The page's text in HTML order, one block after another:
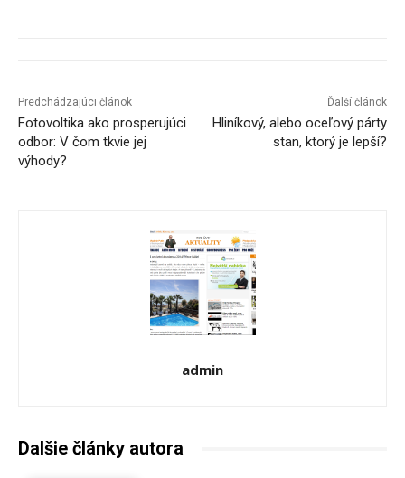
Predchádzajúci článok
Fotovoltika ako prosperujúci
odbor: V čom tkvie jej
výhody?
Ďalší článok
Hliníkový, alebo oceľový párty
stan, ktorý je lepší?
admin
Dalšie články autora